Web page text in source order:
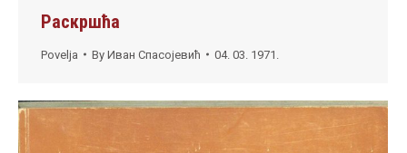
Раскршћа
Povelja By Иван Спасојевић 04. 03. 1971.